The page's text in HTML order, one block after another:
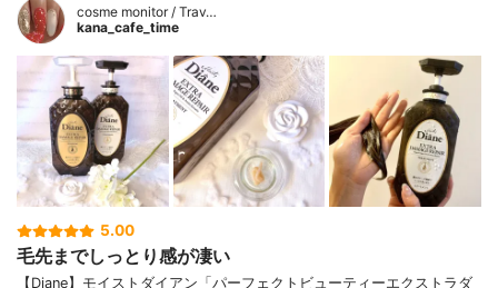
cosme monitor / Trav…
kana_cafe_time
5.00
毛先までしっとり感が凄い
【Diane】モイストダイアン「パーフェクトビューティーエクストラダ